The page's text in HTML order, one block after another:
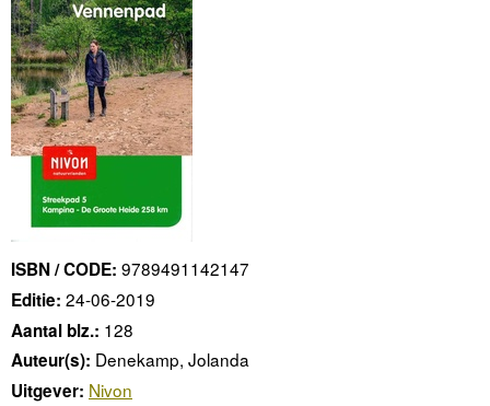
ISBN / CODE: 9789491142147
Editie: 24-06-2019
Aantal blz.: 128
Auteur(s): Denekamp, Jolanda
Uitgever: Nivon